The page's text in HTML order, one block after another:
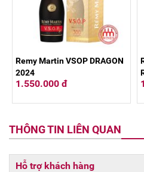
Remy Martin VSOP DRAGON
2024
1.550.000 đ
THÔNG TIN LIÊN QUAN
Hỗ trợ khách hàng